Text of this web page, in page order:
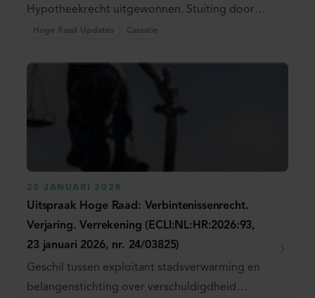
Hypotheekrecht uitgewonnen. Stuiting door
maandelijkse ...
Hoge Raad Updates Cassatie
23 JANUARI 2026
Uitspraak Hoge Raad: Verbintenissenrecht.
Verjaring. Verrekening (ECLI:NL:HR:2026:93,
23 januari 2026, nr. 24/03825)
Geschil tussen exploitant stadsverwarming en
belangenstichting over verschuldigdheid